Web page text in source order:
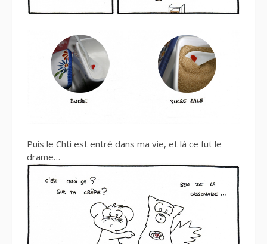
Puis le Chti est entré dans ma vie, et là ce fut le
drame…